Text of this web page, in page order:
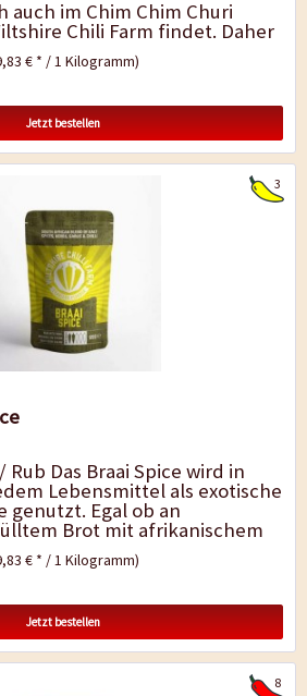
auch im Chim Chim Churi
Chili Farm findet. Daher
€ * / 1 Kilogramm)
Jetzt bestellen
3
Das Braai Spice wird in
Lebensmittel als exotische
genutzt. Egal ob an
Brot mit afrikanischem
€ * / 1 Kilogramm)
Jetzt bestellen
8